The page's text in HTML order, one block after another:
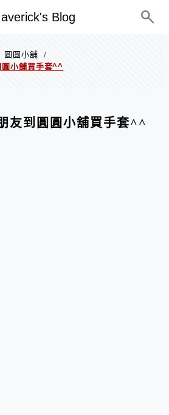
Blog
圓圓小舖
/
圓小舖買手套^^
友到圓圓小舖買手套^^